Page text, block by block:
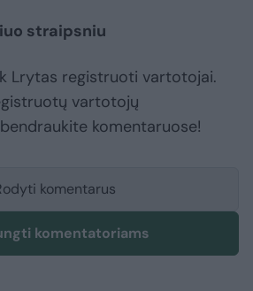
straipsniu
Lrytas registruoti vartotojai.
vartotojų
komentaruose!
komentarus
komentatoriams